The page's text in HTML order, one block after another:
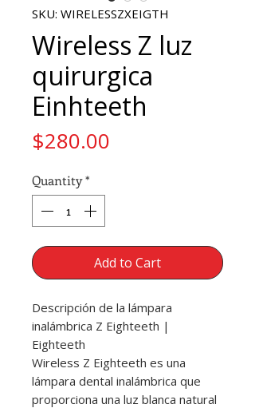
SKU: WIRELESSZXEIGTH
Wireless Z luz
quirurgica
Einhteeth
$280.00
Quantity*
Add to Cart
Descripción de la lámpara
inalámbrica Z Eighteeth |
Eighteeth
Wireless Z Eighteeth es una
lámpara dental inalámbrica que
proporciona una luz blanca natural